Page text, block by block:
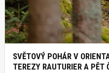
SVĚTOVÝ POHÁR V
TEREZY RAUTURIER A PĚT